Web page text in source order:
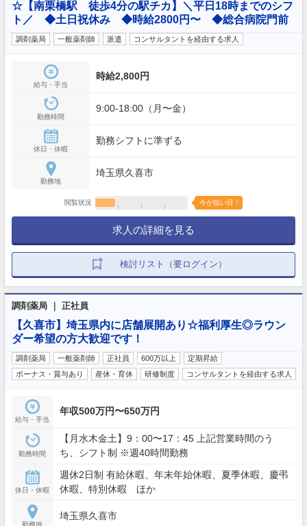
☆【南栗橋駅 徒歩4分の駅チカ】＼平日18時までのシフ
ト／ ◆土日祝休み ◆時給2800円〜 ◆総合病院門前
調剤薬局 一般薬剤師 派遣 コンサルタントを経由する求人
給与・手当
時給2,800円
勤務時間
9:00-18:00（月〜金）
休日・休暇
勤務シフトに準ずる
勤務地
埼玉県久喜市
閲覧状況 今が狙い目！
求人の詳細を見る
検討リスト（要ログイン）
調剤薬局 ｜ 正社員
【久喜市】埼玉県内に店舗展開あり☆福利厚生◎ラウン
ダー希望の方大歓迎です！
調剤薬局 一般薬剤師 正社員 600万以上
定期昇給
ボーナス・賞与あり
産休・育休 研修制度 コンサルタントを経由する求人
給与・手当
年収500万円〜650万円
勤務時間
【月水木金土】9：00〜17：45 上記営業時間のう
ち、シフト制 ※週40時間勤務
休日・休暇
週休2日制 有給休暇、年末年始休暇、夏季休暇、慶弔
休暇、特別休暇 ほか
勤務地
埼玉県久喜市